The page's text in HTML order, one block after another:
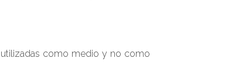
como medio y no como